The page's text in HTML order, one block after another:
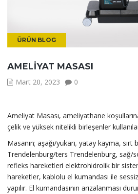
ÜRÜN BLOG
AMELIYAT MASASI
Mart 20, 2023 0
Ameliyat Masası, ameliyathane
çelik ve yüksek nitelikli birleşenler
Masanın; aşağı/yukarı, yatay kayma, sırt
Trendelenburg/ters Trendelenburg, sağ/
refleks hareketleri elektrohidrolik bir
hareketler, kablolu el kumandası ile
yapılır. El kumandasının arızalanması